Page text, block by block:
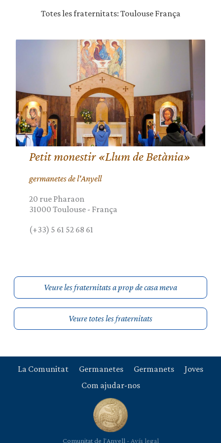
Totes les fraternitats: Toulouse França
Petit monestir «Llum de Betània»
germanetes de l'Anyell
20 rue Pharaon
31000 Toulouse - França
(+33) 5 61 52 68 61
Veure les fraternitats a prop de casa meva
Veure totes les fraternitats
La Comunitat Germanetes Germanets
Joves
Com ajudar-nos
Comunitat de l'Anyell - Avís legal